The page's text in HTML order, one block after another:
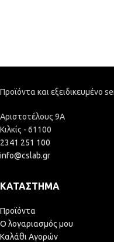
Προϊόντα και εξειδικευμένο
Αριστοτέλους 9Α
Κιλκίς - 61100
2341 251 100
info@cslab.gr
ΚΑΤΆΣΤΗΜΑ
Προϊόντα
Ο λογαριασμός μου
Καλάθι Αγορών